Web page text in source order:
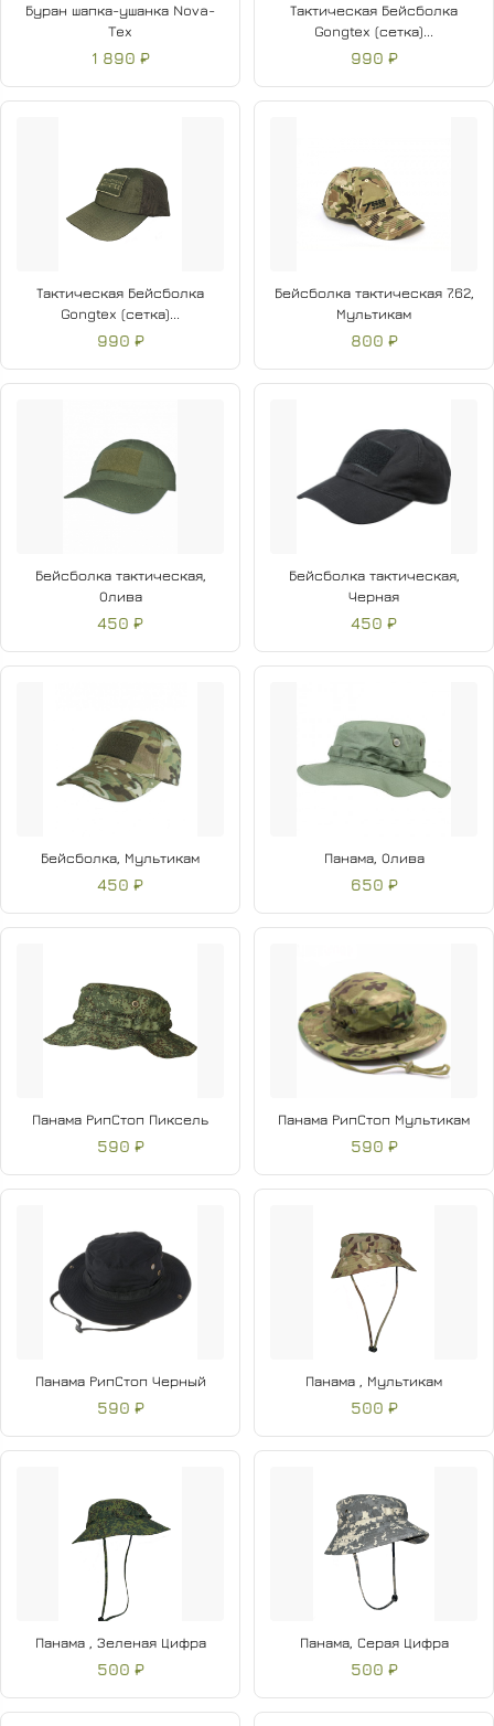
Буран шапка-ушанка Nova-
Tex
1 890 ₽
Тактическая Бейсболка
Gongtex (сетка)...
990 ₽
Тактическая Бейсболка
Gongtex (сетка)...
990 ₽
Бейсболка тактическая 7.62,
Мультикам
800 ₽
Бейсболка тактическая,
Олива
450 ₽
Бейсболка тактическая,
Черная
450 ₽
Бейсболка, Мультикам
450 ₽
Панама, Олива
650 ₽
Панама РипСтоп Пиксель
590 ₽
Панама РипСтоп Мультикам
590 ₽
Панама РипСтоп Черный
590 ₽
Панама , Мультикам
500 ₽
Панама , Зеленая Цифра
500 ₽
Панама, Серая Цифра
500 ₽